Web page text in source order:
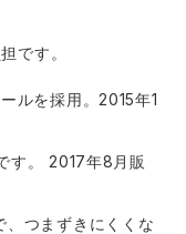
です。
ルを採用。2015年1
す。 2017年8月販
、つまずきにくくな